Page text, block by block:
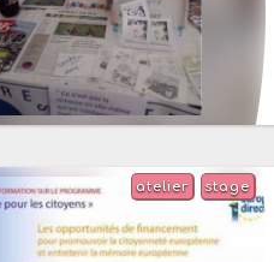
stage
atelier